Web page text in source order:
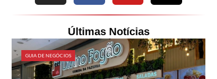
Últimas Notícias
GUIA DE NEGÓCIOS